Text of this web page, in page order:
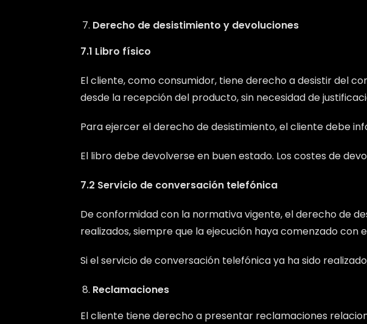
Derecho de desistimiento y devoluciones
7.1 Libro físico
El cliente, como consumidor, tiene derecho a desistir del
desde la recepción del producto, sin necesidad de
Para ejercer el derecho de desistimiento, el cliente debe
El libro debe devolverse en buen estado. Los costes de
7.2 Servicio de conversación telefónica
De conformidad con la normativa vigente, el derecho de
realizados, siempre que la ejecución haya comenzado con
Si el servicio de conversación telefónica ya ha sido
Reclamaciones
El cliente tiene derecho a presentar reclamaciones